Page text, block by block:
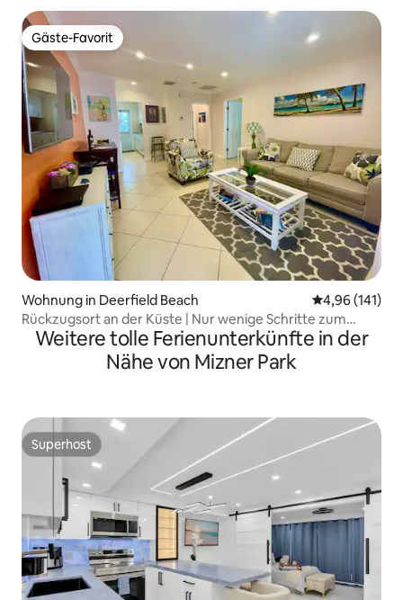
Gäste-Favorit
Gäste-Favorit
Wohnung in Deerfield Beach
4,96 (141)
Rückzugsort an der Küste | Nur wenige Schritte zum
Strand und zu Restaurants
Weitere tolle Ferienunterkünfte in der
Nähe von Mizner Park
Superhost
Superhost